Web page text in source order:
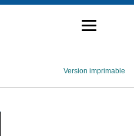
Version imprimable